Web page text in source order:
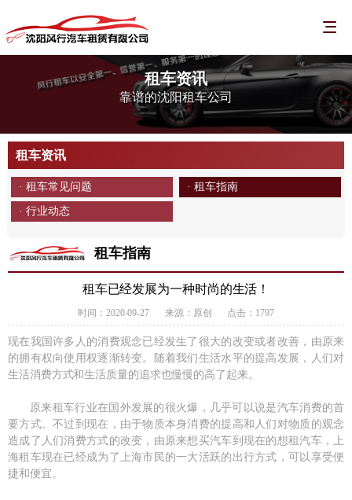
租车资讯
靠谱的沈阳租车公司
租车资讯
· 租车常见问题 · 租车指南
· 行业动态
租车指南
租车已经发展为一种时尚的生活！
时间：2020-09-27 来源：原创 点击：1797
现在我国许多人的消费观念已经发生了很大的改变或者改善，由原来
的拥有权向使用权逐渐转变。随着我们生活水平的提高发展，人们对
生活消费方式和生活质量的追求也慢慢的高了起来。
原来租车行业在国外发展的很火爆，几乎可以说是汽车消费的首
要方式。不过到现在，由于物质本身消费的提高和人们对物质的观念
造成了人们消费方式的改变，由原来想买汽车到现在的想租汽车，上
海租车现在已经成为了上海市民的一大活跃的出行方式，可以享受便
捷和便宜。